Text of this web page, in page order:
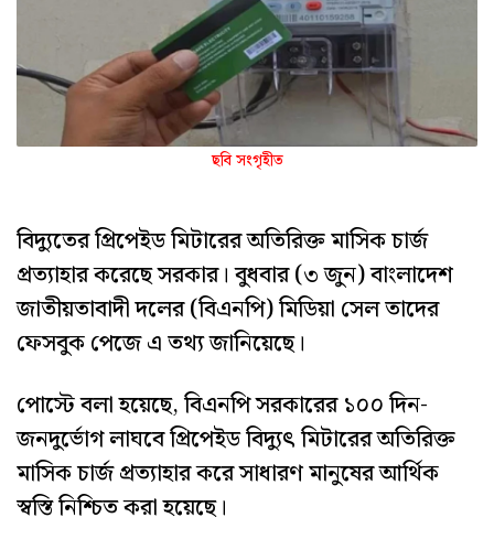
ছবি সংগৃহীত
বিদ্যুতের প্রিপেইড মিটারের অতিরিক্ত মাসিক চার্জ
প্রত্যাহার করেছে সরকার। বুধবার (৩ জুন) বাংলাদেশ
জাতীয়তাবাদী দলের (বিএনপি) মিডিয়া সেল তাদের
ফেসবুক পেজে এ তথ্য জানিয়েছে।
পোস্টে বলা হয়েছে, বিএনপি সরকারের ১০০ দিন-
জনদুর্ভোগ লাঘবে প্রিপেইড বিদ্যুৎ মিটারের অতিরিক্ত
মাসিক চার্জ প্রত্যাহার করে সাধারণ মানুষের আর্থিক
স্বস্তি নিশ্চিত করা হয়েছে।